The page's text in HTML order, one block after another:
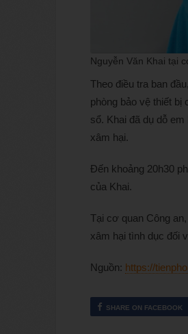
Nguyễn Văn Khai tại
Theo điều tra ban
phòng bảo vệ thiết
sổ. Khai đã dụ dỗ
xâm hại.
Đến khoảng 20h30
của Khai.
Tại cơ quan Công
xâm hại tình dục đối
Nguồn: https://
SHARE ON FACEBOOK